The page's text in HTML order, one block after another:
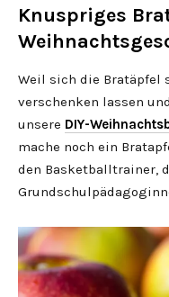
Knuspriges
Weil sich die Bratäpfel
verschenken lassen
unsere DIY-
mache noch ein
den Basketballtrainer,